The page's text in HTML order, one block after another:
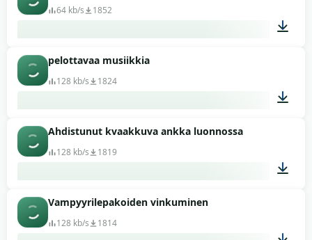
64 kb/s 1852
pelottavaa musiikkia
128 kb/s 1824
Ahdistunut kvaakkuva ankka luonnossa
128 kb/s 1819
Vampyyrilepakoiden vinkuminen
128 kb/s 1814